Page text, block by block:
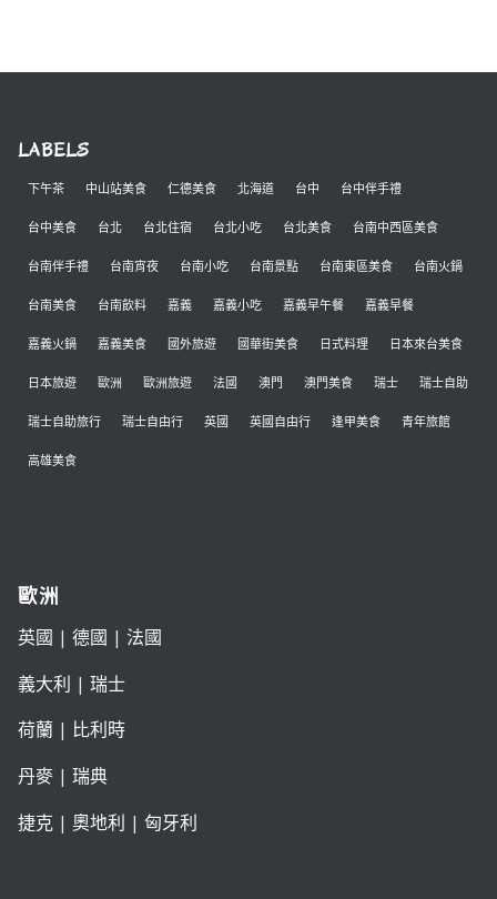
LABELS
下午茶 中山站美食 仁德美食 北海道 台中 台中伴手禮
台中美食 台北 台北住宿 台北小吃 台北美食 台南中西區美食
台南伴手禮 台南宵夜 台南小吃 台南景點 台南東區美食 台南火鍋
台南美食 台南飲料 嘉義 嘉義小吃 嘉義早午餐 嘉義早餐
嘉義火鍋 嘉義美食 國外旅遊 國華街美食 日式料理 日本來台美食
日本旅遊 歐洲 歐洲旅遊 法國 澳門 澳門美食 瑞士 瑞士自助
瑞士自助旅行 瑞士自由行 英國 英國自由行 逢甲美食 青年旅館
高雄美食
歐洲
英國 | 德國 | 法國
義大利 | 瑞士
荷蘭| 比利時
丹麥| 瑞典
捷克| 奧地利 | 匈牙利